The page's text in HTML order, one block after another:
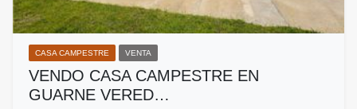
CASA CAMPESTRE VENTA
VENDO CASA CAMPESTRE EN
GUARNE VERED…